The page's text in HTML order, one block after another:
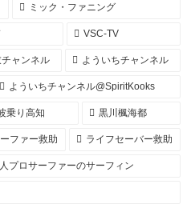
ミック・ファニング
VSC-TV
チャンネル よういちチャンネル
よういちチャンネル@SpiritKooks
乗り高知 黒川楓海都
ファー救助 ライフセーバー救助
プロサーファーのサーフィン